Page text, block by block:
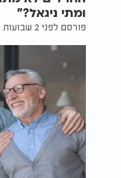
ומתי ניגאל?"
פורסם לפני 2 שבועות